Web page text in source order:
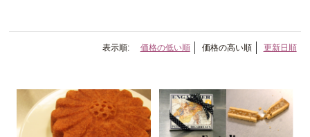
表示順: 価格の低い順 価格の高い順 更新日順